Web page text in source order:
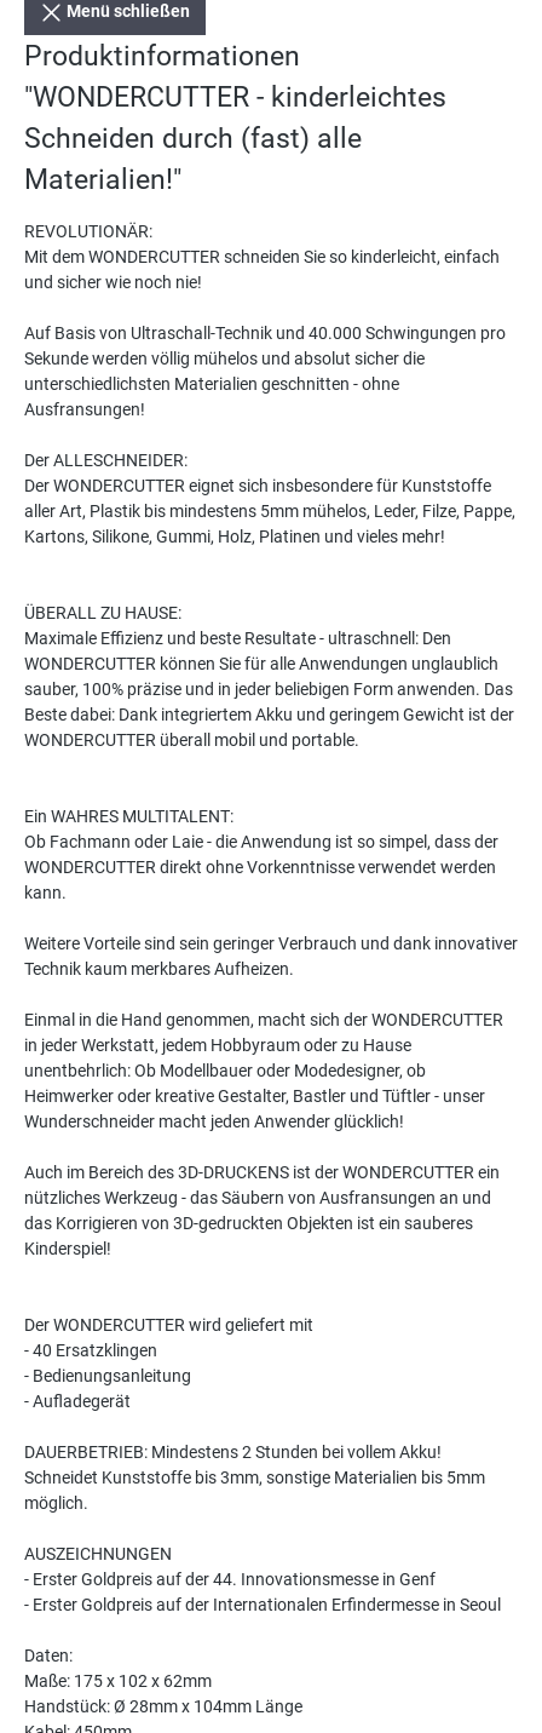
Menü schließen
Produktinformationen
"WONDERCUTTER - kinderleichtes
Schneiden durch (fast) alle
Materialien!"
REVOLUTIONÄR:
Mit dem WONDERCUTTER schneiden Sie so kinderleicht, einfach
und sicher wie noch nie!
Auf Basis von Ultraschall-Technik und 40.000 Schwingungen pro
Sekunde werden völlig mühelos und absolut sicher die
unterschiedlichsten Materialien geschnitten - ohne
Ausfransungen!
Der ALLESCHNEIDER:
Der WONDERCUTTER eignet sich insbesondere für Kunststoffe
aller Art, Plastik bis mindestens 5mm mühelos, Leder, Filze, Pappe,
Kartons, Silikone, Gummi, Holz, Platinen und vieles mehr!
ÜBERALL ZU HAUSE:
Maximale Effizienz und beste Resultate - ultraschnell: Den
WONDERCUTTER können Sie für alle Anwendungen unglaublich
sauber, 100% präzise und in jeder beliebigen Form anwenden. Das
Beste dabei: Dank integriertem Akku und geringem Gewicht ist der
WONDERCUTTER überall mobil und portable.
Ein WAHRES MULTITALENT:
Ob Fachmann oder Laie - die Anwendung ist so simpel, dass der
WONDERCUTTER direkt ohne Vorkenntnisse verwendet werden
kann.
Weitere Vorteile sind sein geringer Verbrauch und dank innovativer
Technik kaum merkbares Aufheizen.
Einmal in die Hand genommen, macht sich der WONDERCUTTER
in jeder Werkstatt, jedem Hobbyraum oder zu Hause
unentbehrlich: Ob Modellbauer oder Modedesigner, ob
Heimwerker oder kreative Gestalter, Bastler und Tüftler - unser
Wunderschneider macht jeden Anwender glücklich!
Auch im Bereich des 3D-DRUCKENS ist der WONDERCUTTER ein
nützliches Werkzeug - das Säubern von Ausfransungen an und
das Korrigieren von 3D-gedruckten Objekten ist ein sauberes
Kinderspiel!
Der WONDERCUTTER wird geliefert mit
- 40 Ersatzklingen
- Bedienungsanleitung
- Aufladegerät
DAUERBETRIEB: Mindestens 2 Stunden bei vollem Akku!
Schneidet Kunststoffe bis 3mm, sonstige Materialien bis 5mm
möglich.
AUSZEICHNUNGEN
- Erster Goldpreis auf der 44. Innovationsmesse in Genf
- Erster Goldpreis auf der Internationalen Erfindermesse in Seoul
Daten:
Maße: 175 x 102 x 62mm
Handstück: Ø 28mm x 104mm Länge